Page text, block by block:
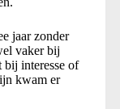
jaar zonder
vaker bij
bij interesse of
kwam er